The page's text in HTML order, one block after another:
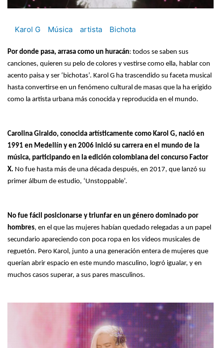
Karol G Música artista Bichota
Por donde pasa, arrasa como un huracán: todos se saben sus
canciones, quieren su pelo de colores y vestirse como ella, hablar con
acento paisa y ser ‘bichotas’. Karol G ha trascendido su faceta musical
hasta convertirse en un fenómeno cultural de masas que la ha erigido
como la artista urbana más conocida y reproducida en el mundo.
Carolina Giraldo, conocida artísticamente como Karol G, nació en
1991 en Medellín y en 2006 inició su carrera en el mundo de la
música, participando en la edición colombiana del concurso Factor
X. No fue hasta más de una década después, en 2017, que lanzó su
primer álbum de estudio, ‘Unstoppable’.
No fue fácil posicionarse y triunfar en un género dominado por
hombres, en el que las mujeres habían quedado relegadas a un papel
secundario apareciendo con poca ropa en los videos musicales de
reguetón. Pero Karol, junto a una generación entera de mujeres que
querían abrir espacio en este mundo masculino, logró igualar, y en
muchos casos superar, a sus pares masculinos.